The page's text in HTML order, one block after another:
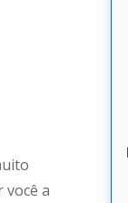
você a